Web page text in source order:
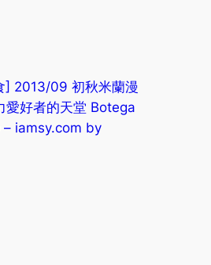
] 2013/09 初秋米蘭漫
愛好者的天堂 Botega
iamsy.com by